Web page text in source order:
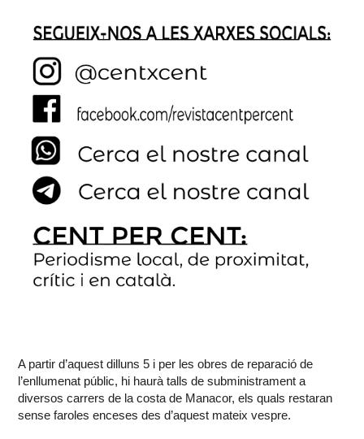
A partir d’aquest dilluns 5 i per les obres de reparació de
l’enllumenat públic, hi haurà talls de subministrament a
diversos carrers de la costa de Manacor, els quals restaran
sense faroles enceses des d’aquest mateix vespre.